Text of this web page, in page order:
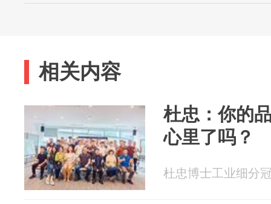
相关内容
杜忠：你的
心里了吗？
杜忠博士工业细分